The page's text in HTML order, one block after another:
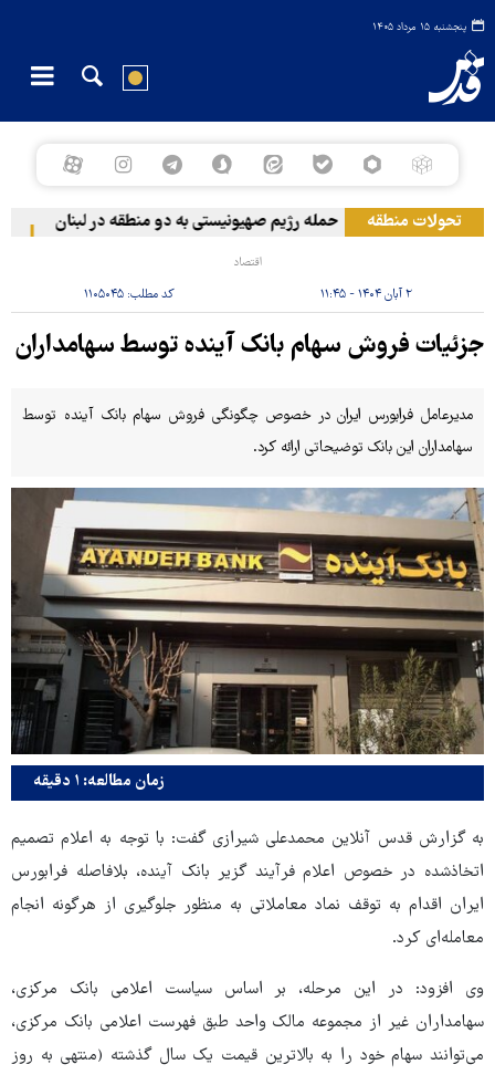
پنجشنبه ۱۵ مرداد ۱۴۰۵
تحولات منطقه حمله رژیم صهیونیستی به دو منطقه در لبنان
اقتصاد
۲ آبان ۱۴۰۴ - ۱۱:۴۵ کد مطلب: ۱۱۰۵۰۴۵
جزئیات فروش سهام بانک آینده توسط سهامداران
مدیرعامل فرابورس ایران در خصوص چگونگی فروش سهام بانک آینده توسط
سهامداران این بانک توضیحاتی ارائه کرد.
زمان مطالعه: ۱ دقیقه
به گزارش قدس آنلاین محمدعلی شیرازی گفت: با توجه به اعلام تصمیم
اتخاذشده در خصوص اعلام فرآیند گزیر بانک آینده، بلافاصله فرابورس
ایران اقدام به توقف نماد معاملاتی به منظور جلوگیری از هرگونه انجام
معامله‌ای کرد.
وی افزود: در این مرحله، بر اساس سیاست اعلامی بانک مرکزی،
سهامداران غیر از مجموعه مالک واحد طبق فهرست اعلامی بانک مرکزی،
می‌توانند سهام خود را به بالاترین قیمت یک سال گذشته (منتهی به روز